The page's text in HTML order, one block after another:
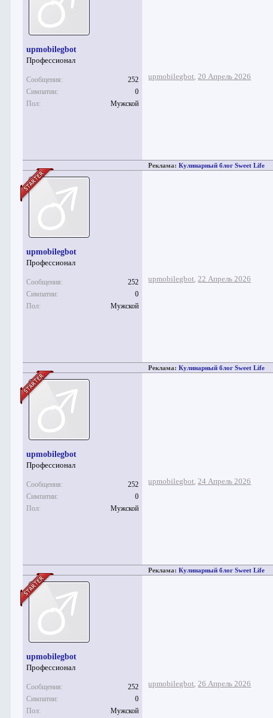
upmobilegbot
Профессионал
Сообщения:
252
Симпатии:
0
Пол:
Мужской
upmobilegbot 20 Апрель 2026
Реклама: Кулинарный блог Sweet Life
upmobilegbot
Профессионал
Сообщения:
252
Симпатии:
0
Пол:
Мужской
upmobilegbot 22 Апрель 2026
Реклама: Кулинарный блог Sweet Life
upmobilegbot
Профессионал
Сообщения:
252
Симпатии:
0
Пол:
Мужской
upmobilegbot 24 Апрель 2026
Реклама: Кулинарный блог Sweet Life
upmobilegbot
Профессионал
Сообщения:
252
Симпатии:
0
Пол:
Мужской
upmobilegbot 26 Апрель 2026